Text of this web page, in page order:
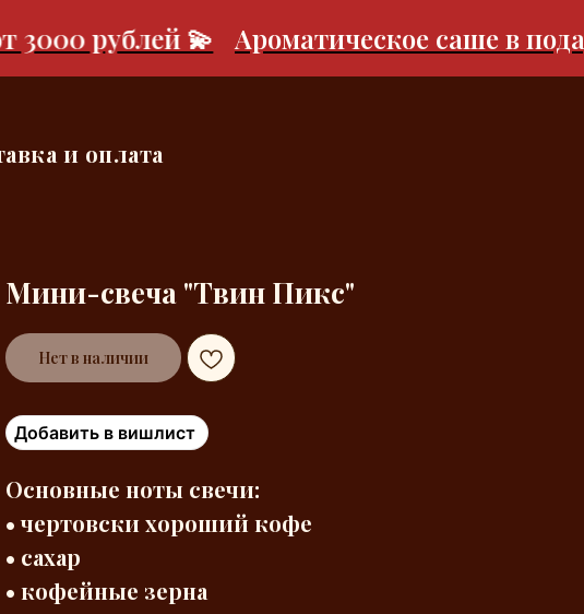
рублей 💫 Ароматическое саше в
и оплата
Мини-свеча "Твин Пикс"
Нет в наличии
Добавить в вишлист
Основные ноты свечи:
• чертовски хороший кофе
• сахар
• кофейные зерна